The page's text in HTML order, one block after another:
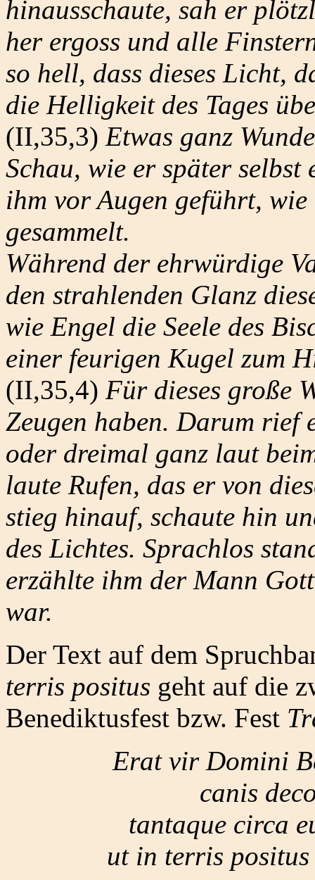
hinausschaute, sah er
her ergoss und alle
so hell, dass dieses Licht,
die Helligkeit des Tages
(II,35,3) Etwas ganz
Schau, wie er später
ihm vor Augen geführt,
gesammelt.
Während der ehrwürdige
den strahlenden Glanz
wie Engel die Seele des
einer feurigen Kugel zum
(II,35,4) Für dieses große
Zeugen haben. Darum rief
oder dreimal ganz laut
laute Rufen, das er von
stieg hinauf, schaute hin
des Lichtes. Sprachlos
erzählte ihm der Mann
war.
Der Text auf dem
terris positus geht auf die
Benediktusfest bzw. Fest
Erat vir Domini
canis
tantaque circa
ut in terris